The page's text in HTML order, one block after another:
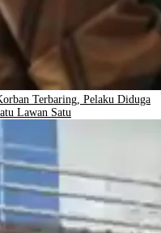
Terbaring, Pelaku Diduga
Lawan Satu